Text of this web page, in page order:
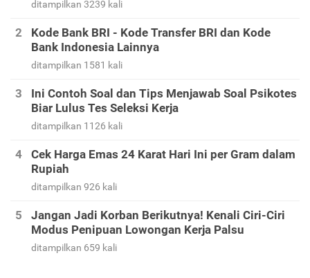
ditampilkan 3239 kali
Kode Bank BRI - Kode Transfer BRI dan Kode
Bank Indonesia Lainnya
ditampilkan 1581 kali
Ini Contoh Soal dan Tips Menjawab Soal Psikotes
Biar Lulus Tes Seleksi Kerja
ditampilkan 1126 kali
Cek Harga Emas 24 Karat Hari Ini per Gram dalam
Rupiah
ditampilkan 926 kali
Jangan Jadi Korban Berikutnya! Kenali Ciri-Ciri
Modus Penipuan Lowongan Kerja Palsu
ditampilkan 659 kali